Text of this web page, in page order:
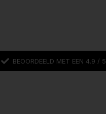
BEOORDEELD MET EEN 4.9 / 5